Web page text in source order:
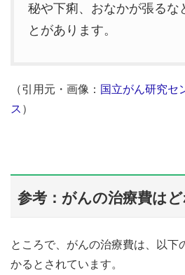
秘や下痢、おなかが張るな
とがあります。
（引用元・画像： 国立がん研究セ
ス ）
参考：がんの治療費は
ところで、がんの治療費は、以下
かるとされています。